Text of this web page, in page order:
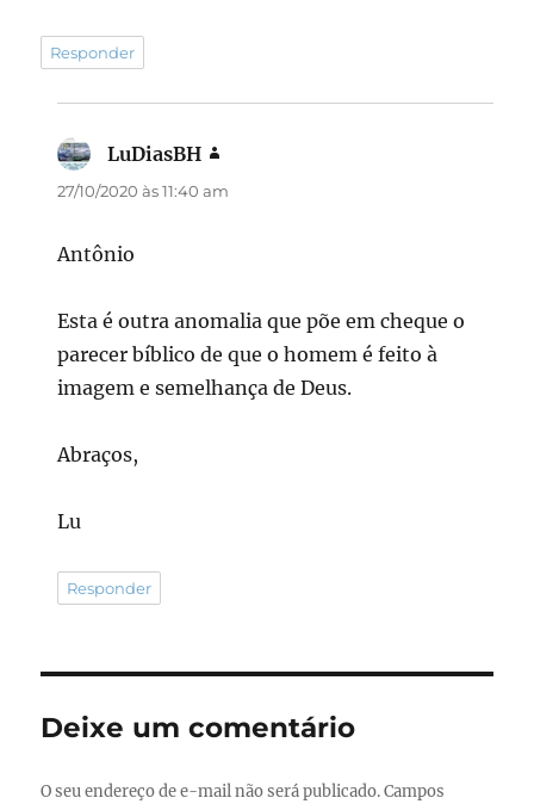
Responder
LuDiasBH
27/10/2020 às 11:40 am
Antônio
Esta é outra anomalia que põe em cheque o
parecer bíblico de que o homem é feito à
imagem e semelhança de Deus.
Abraços,
Lu
Responder
Deixe um comentário
O seu endereço de e-mail não será publicado. Campos